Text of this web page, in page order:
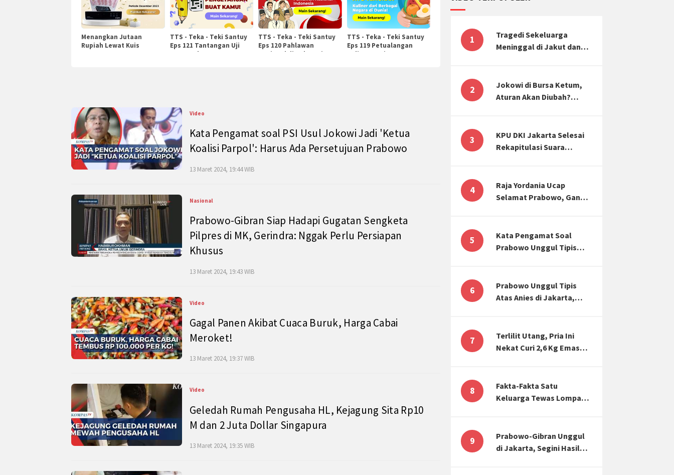
Menangkan Jutaan
Rupiah Lewat Kuis
TTS - Teka - Teki Santuy
Eps 121 Tantangan Uji
Pengetahuan
TTS - Teka - Teki Santuy
Eps 120 Pahlawan
Nasional di Indonesia
TTS - Teka - Teki Santuy
Eps 119 Petualangan
Kuliner Dunia
Video
Kata Pengamat soal PSI Usul Jokowi Jadi 'Ketua
Koalisi Parpol': Harus Ada Persetujuan Prabowo
13 Maret 2024, 19:44 WIB
Nasional
Prabowo-Gibran Siap Hadapi Gugatan Sengketa
Pilpres di MK, Gerindra: Nggak Perlu Persiapan
Khusus
13 Maret 2024, 19:43 WIB
Video
Gagal Panen Akibat Cuaca Buruk, Harga Cabai
Meroket!
13 Maret 2024, 19:37 WIB
Video
Geledah Rumah Pengusaha HL, Kejagung Sita Rp10
M dan 2 Juta Dollar Singapura
13 Maret 2024, 19:35 WIB
1
Tragedi Sekeluarga
Meninggal di Jakut dan
Mental-Finansial
2
Jokowi di Bursa Ketum,
Aturan Akan Diubah?
3
KPU DKI Jakarta Selesai
Rekapitulasi Suara
Ganjar
4
Raja Yordania Ucap
Selamat Prabowo, Ganjar
3 NEWS]
5
Kata Pengamat Soal
Prabowo Unggul Tipis
Effect
6
Prabowo Unggul Tipis
Atas Anies di Jakarta,
7
Terlilit Utang, Pria Ini
Nekat Curi 2,6 Kg Emas
8
Fakta-Fakta Satu
Keluarga Tewas Lompat
Kening
9
Prabowo-Gibran Unggul
di Jakarta, Segini Hasil